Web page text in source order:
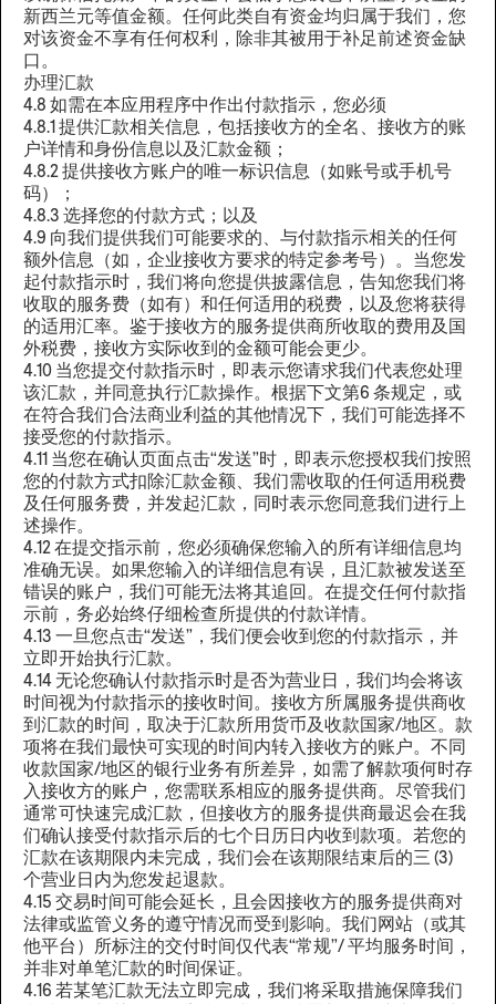
新西兰元等值金额。任何此类自有资金均归属于我们，您
对该资金不享有任何权利，除非其被用于补足前述资金缺
口。
办理汇款
4.8 如需在本应用程序中作出付款指示，您必须
4.8.1 提供汇款相关信息，包括接收方的全名、接收方的账
户详情和身份信息以及汇款金额；
4.8.2 提供接收方账户的唯一标识信息（如账号或手机号
码）；
4.8.3 选择您的付款方式；以及
4.9 向我们提供我们可能要求的、与付款指示相关的任何
额外信息（如，企业接收方要求的特定参考号）。当您发
起付款指示时，我们将向您提供披露信息，告知您我们将
收取的服务费（如有）和任何适用的税费，以及您将获得
的适用汇率。鉴于接收方的服务提供商所收取的费用及国
外税费，接收方实际收到的金额可能会更少。
4.10 当您提交付款指示时，即表示您请求我们代表您处理
该汇款，并同意执行汇款操作。根据下文第6 条规定，或
在符合我们合法商业利益的其他情况下，我们可能选择不
接受您的付款指示。
4.11 当您在确认页面点击“发送”时，即表示您授权我们按照
您的付款方式扣除汇款金额、我们需收取的任何适用税费
及任何服务费，并发起汇款，同时表示您同意我们进行上
述操作。
4.12 在提交指示前，您必须确保您输入的所有详细信息均
准确无误。如果您输入的详细信息有误，且汇款被发送至
错误的账户，我们可能无法将其追回。在提交任何付款指
示前，务必始终仔细检查所提供的付款详情。
4.13 一旦您点击“发送”，我们便会收到您的付款指示，并
立即开始执行汇款。
4.14 无论您确认付款指示时是否为营业日，我们均会将该
时间视为付款指示的接收时间。接收方所属服务提供商收
到汇款的时间，取决于汇款所用货币及收款国家/地区。款
项将在我们最快可实现的时间内转入接收方的账户。不同
收款国家/地区的银行业务有所差异，如需了解款项何时存
入接收方的账户，您需联系相应的服务提供商。尽管我们
通常可快速完成汇款，但接收方的服务提供商最迟会在我
们确认接受付款指示后的七个日历日内收到款项。若您的
汇款在该期限内未完成，我们会在该期限结束后的三 (3)
个营业日内为您发起退款。
4.15 交易时间可能会延长，且会因接收方的服务提供商对
法律或监管义务的遵守情况而受到影响。我们网站（或其
他平台）所标注的交付时间仅代表“常规”/ 平均服务时间，
并非对单笔汇款的时间保证。
4.16 若某笔汇款无法立即完成，我们将采取措施保障我们